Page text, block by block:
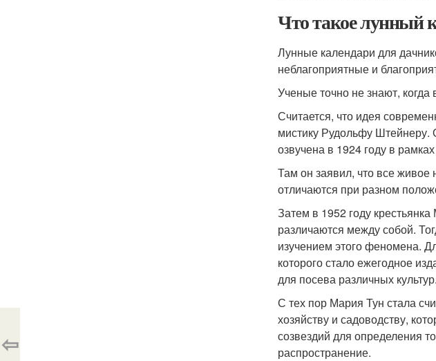
Что такое лунный
Лунные календари для
неблагоприятные и
Ученые точно не знают,
Считается, что идея
мистику Рудольфу Штейнеру.
озвучена в 1924 году в
Там он заявил, что все живое
отличаются при разном
Затем в 1952 году
различаются между собой.
изучением этого феномена.
которого стало ежегодное
для посева различных культур.
С тех пор Мария Тун стала
хозяйству и садоводству,
созвездий для определения
распространение.
⇦